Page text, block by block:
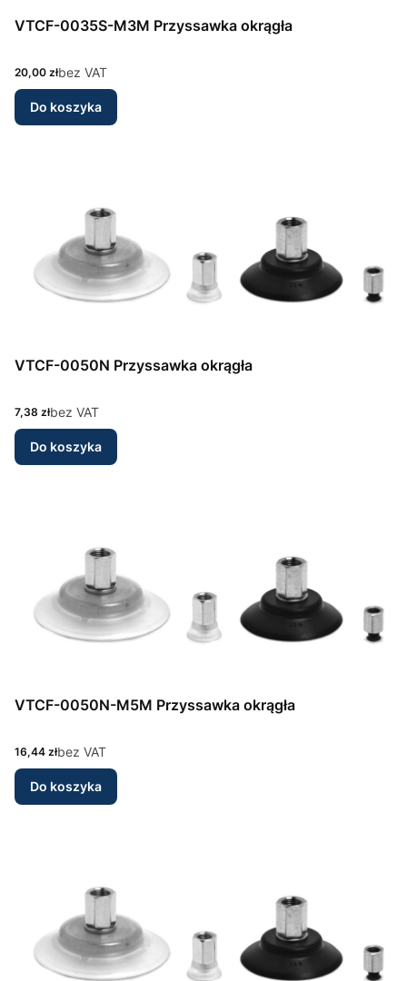
VTCF-0035S-M3M Przyssawka okrągła
Cena
20,00 złbez VAT
Do koszyka
VTCF-0050N Przyssawka okrągła
Cena
7,38 złbez VAT
Do koszyka
VTCF-0050N-M5M Przyssawka okrągła
Cena
16,44 złbez VAT
Do koszyka